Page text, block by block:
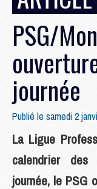
PSG/
journée
Publié le samedi 2
La Ligue
calendrier
journée, le PSG